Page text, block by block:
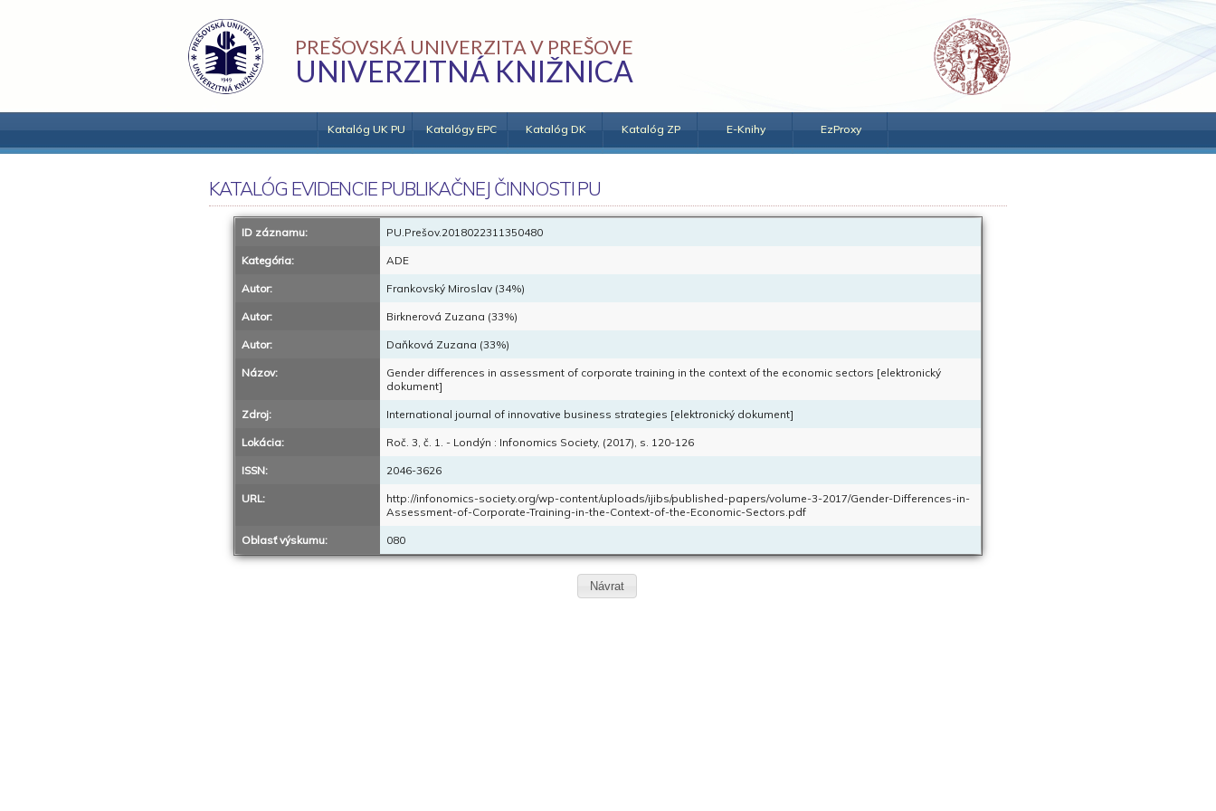
PREŠOVSKÁ UNIVERZITA V PREŠOVE
UNIVERZITNÁ KNIŽNICA
Katalóg UK PU Katalógy EPC Katalóg DK Katalóg ZP E-Knihy EzProxy
KATALÓG EVIDENCIE PUBLIKAČNEJ ČINNOSTI PU
ID záznamu: PU.Prešov.2018022311350480
Kategória: ADE
Autor: Frankovský Miroslav (34%)
Autor: Birknerová Zuzana (33%)
Autor: Daňková Zuzana (33%)
Názov:
Gender differences in assessment of corporate training in the context of the economic sectors [elektronický
dokument]
Zdroj: International journal of innovative business strategies [elektronický dokument]
Lokácia: Roč. 3, č. 1. - Londýn : Infonomics Society, (2017), s. 120-126
ISSN: 2046-3626
URL:
http://infonomics-society.org/wp-content/uploads/ijibs/published-papers/volume-3-2017/Gender-Differences-in-
Assessment-of-Corporate-Training-in-the-Context-of-the-Economic-Sectors.pdf
Oblasť výskumu: 080